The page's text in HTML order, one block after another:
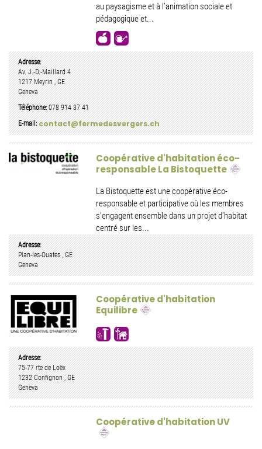
au paysagisme et à l’animation sociale et
pédagogique et...
Adresse:
Av. J.-D.-Maillard 4
1217 Meyrin,GE
Geneva
Téléphone:078 914 37 41
E-mail:contact@fermedesvergers.ch
Coopérative d'habitation éco-
responsable La Bistoquette
La Bistoquette est une coopérative éco-
responsable et participative où les membres
s’engagent ensemble dans un projet d’habitat
centré sur les...
Adresse:
Plan-les-Ouates,GE
Geneva
Coopérative d'habitation
Equilibre
Adresse:
75-77 rte de Loëx
1232 Confignon,GE
Geneva
Coopérative d'habitation UV